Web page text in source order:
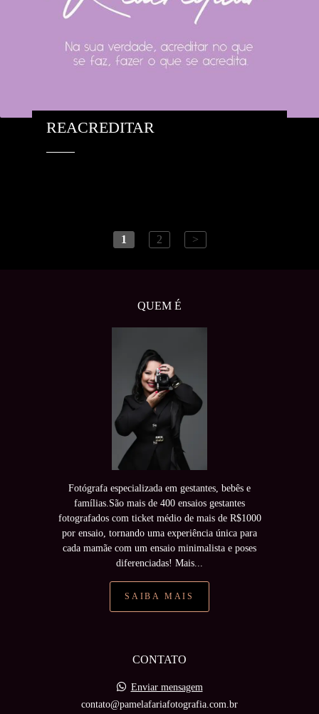
REACREDITAR
1 2 >
QUEM É
Fotógrafa especializada em gestantes, bebês e
famílias.São mais de 400 ensaios gestantes
fotografados com ticket médio de mais de R$1000
por ensaio, tornando uma experiência única para
cada mamãe com um ensaio minimalista e poses
diferenciadas! Mais...
SAIBA MAIS
CONTATO
Enviar mensagem
contato@pamelafariafotografia.com.br